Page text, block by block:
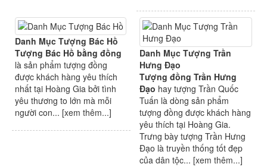
Danh Mục Tượng Bác Hồ
Tượng Bác Hồ bằng đồng
là sản phẩm tượng đồng
được khách hàng yêu thích
nhất tại Hoàng Gia bởi tình
yêu thương to lớn mà mỗi
người con... [xem thêm...]
Danh Mục Tượng Trần
Hưng Đạo
Tượng đồng Trần Hưng
Đạo hay tượng Trần Quốc
Tuấn là dòng sản phẩm
tượng đồng được khách hàng
yêu thích tại Hoàng Gia.
Trưng bày tượng Trần Hưng
Đạo là truyền thống tốt đẹp
của dân tộc... [xem thêm...]